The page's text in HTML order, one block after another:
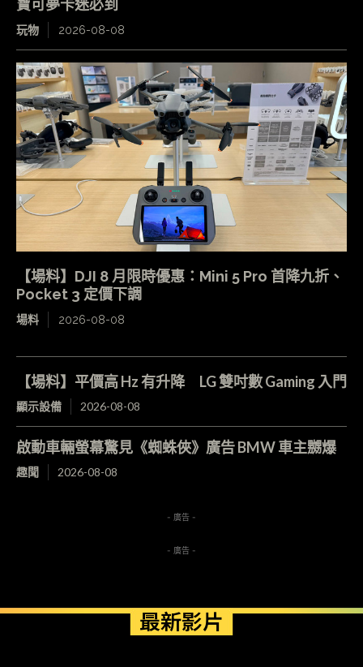
寶可夢卡迷必到
玩物 2026-08-08
【場料】DJI 8 月限時優惠：Mini 5 Pro 首降九折、
Pocket 3 定價下調
場料 2026-08-08
【場料】平價高 Hz 有升降 LG 雙吋數 Gaming 入門
顯示設備 2026-08-08
啟動車輛螢幕驚見《蜘蛛俠》廣告 BMW 車主嬲爆
趣聞 2026-08-08
- 廣告 -
- 廣告 -
最新影片